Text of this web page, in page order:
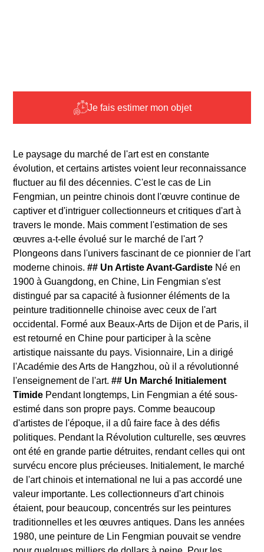
Je fais estimer mon objet
Le paysage du marché de l'art est en constante
évolution, et certains artistes voient leur reconnaissance
fluctuer au fil des décennies. C'est le cas de Lin
Fengmian, un peintre chinois dont l'œuvre continue de
captiver et d'intriguer collectionneurs et critiques d'art à
travers le monde. Mais comment l'estimation de ses
œuvres a-t-elle évolué sur le marché de l'art ?
Plongeons dans l'univers fascinant de ce pionnier de l'art
moderne chinois.## Un Artiste Avant-Gardiste Né en
1900 à Guangdong, en Chine, Lin Fengmian s'est
distingué par sa capacité à fusionner éléments de la
peinture traditionnelle chinoise avec ceux de l'art
occidental. Formé aux Beaux-Arts de Dijon et de Paris, il
est retourné en Chine pour participer à la scène
artistique naissante du pays. Visionnaire, Lin a dirigé
l'Académie des Arts de Hangzhou, où il a révolutionné
l'enseignement de l'art.## Un Marché Initialement
Timide Pendant longtemps, Lin Fengmian a été sous-
estimé dans son propre pays. Comme beaucoup
d'artistes de l'époque, il a dû faire face à des défis
politiques. Pendant la Révolution culturelle, ses œuvres
ont été en grande partie détruites, rendant celles qui ont
survécu encore plus précieuses. Initialement, le marché
de l'art chinois et international ne lui a pas accordé une
valeur importante. Les collectionneurs d'art chinois
étaient, pour beaucoup, concentrés sur les peintures
traditionnelles et les œuvres antiques. Dans les années
1980, une peinture de Lin Fengmian pouvait se vendre